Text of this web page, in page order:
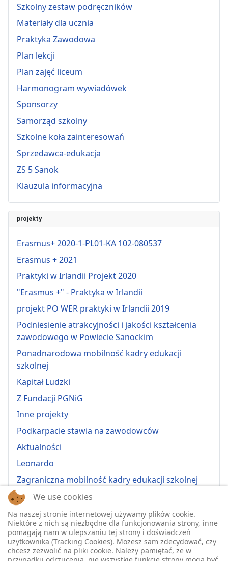
Szkolny zestaw podręczników
Materiały dla ucznia
Praktyka Zawodowa
Plan lekcji
Plan zajęć liceum
Harmonogram wywiadówek
Sponsorzy
Samorząd szkolny
Szkolne koła zainteresowań
Sprzedawca-edukacja
ZS 5 Sanok
Klauzula informacyjna
projekty
Erasmus+ 2020-1-PL01-KA 102-080537
Erasmus + 2021
Praktyki w Irlandii Projekt 2020
"Erasmus +" - Praktyka w Irlandii
projekt PO WER praktyki w Irlandii 2019
Podniesienie atrakcyjności i jakości kształcenia
zawodowego w Powiecie Sanockim
Ponadnarodowa mobilność kadry edukacji
szkolnej
Kapitał Ludzki
Z Fundacji PGNiG
Inne projekty
Podkarpacie stawia na zawodowców
Aktualności
Leonardo
Zagraniczna mobilność kadry edukacji szkolnej
Erasmus+ 2022-1-PL01-KA121-VET-000064815
Erasmus + 2022-1-PL01-KA121-SCH-000064635
Erasmus + 2023-1-PL01-KA121-SCH-000135484
Erasmus + 2023-1-PL01-KA121-VET-000139220
We use cookies
Na naszej stronie internetowej używamy plików cookie.
Niektóre z nich są niezbędne dla funkcjonowania strony, inne
pomagają nam w ulepszaniu tej strony i doświadczeń
użytkownika (Tracking Cookies). Możesz sam zdecydować, czy
chcesz zezwolić na pliki cookie. Należy pamiętać, że w